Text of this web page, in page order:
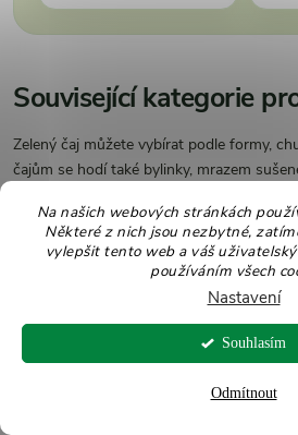
Na našich webových stránkách
Některé z nich jsou nezbytné,
vylepšit tento web a váš
používáním všech
Nastavení
Odmítnout
Souhlasím
Související kategorie
Zelený čaj můžete vybírat podle formy,
čajům se hodí také bylinky, mrazem
Čaje
Hlavní kategorie se zelenými, černými,
ovocnými i rooibos čaji.